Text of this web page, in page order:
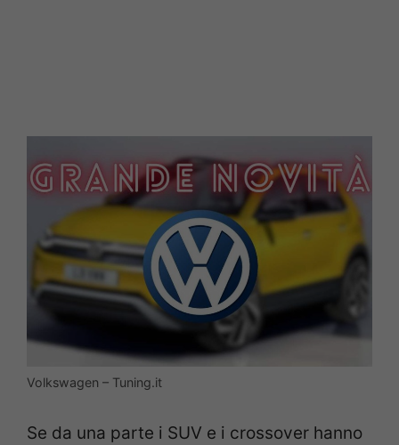
Volkswagen – Tuning.it
Se da una parte i SUV e i crossover hanno